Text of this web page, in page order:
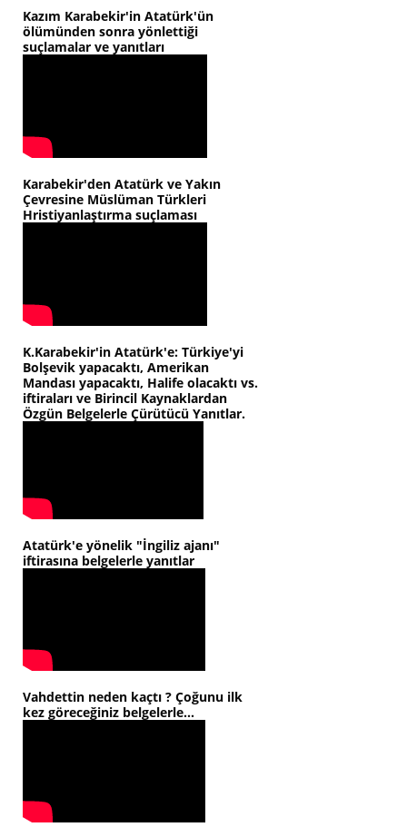
Kazım Karabekir'in Atatürk'ün
ölümünden sonra yönlettiği
suçlamalar ve yanıtları
Karabekir'den Atatürk ve Yakın
Çevresine Müslüman Türkleri
Hristiyanlaştırma suçlaması
K.Karabekir'in Atatürk'e: Türkiye'yi
Bolşevik yapacaktı, Amerikan
Mandası yapacaktı, Halife olacaktı vs.
iftiraları ve Birincil Kaynaklardan
Özgün Belgelerle Çürütücü Yanıtlar.
Atatürk'e yönelik "İngiliz ajanı"
iftirasına belgelerle yanıtlar
Vahdettin neden kaçtı ? Çoğunu ilk
kez göreceğiniz belgelerle...